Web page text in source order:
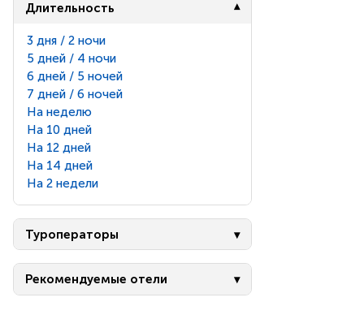
Длительность
3 дня / 2 ночи
5 дней / 4 ночи
6 дней / 5 ночей
7 дней / 6 ночей
На неделю
На 10 дней
На 12 дней
На 14 дней
На 2 недели
Туроператоры
Рекомендуемые отели